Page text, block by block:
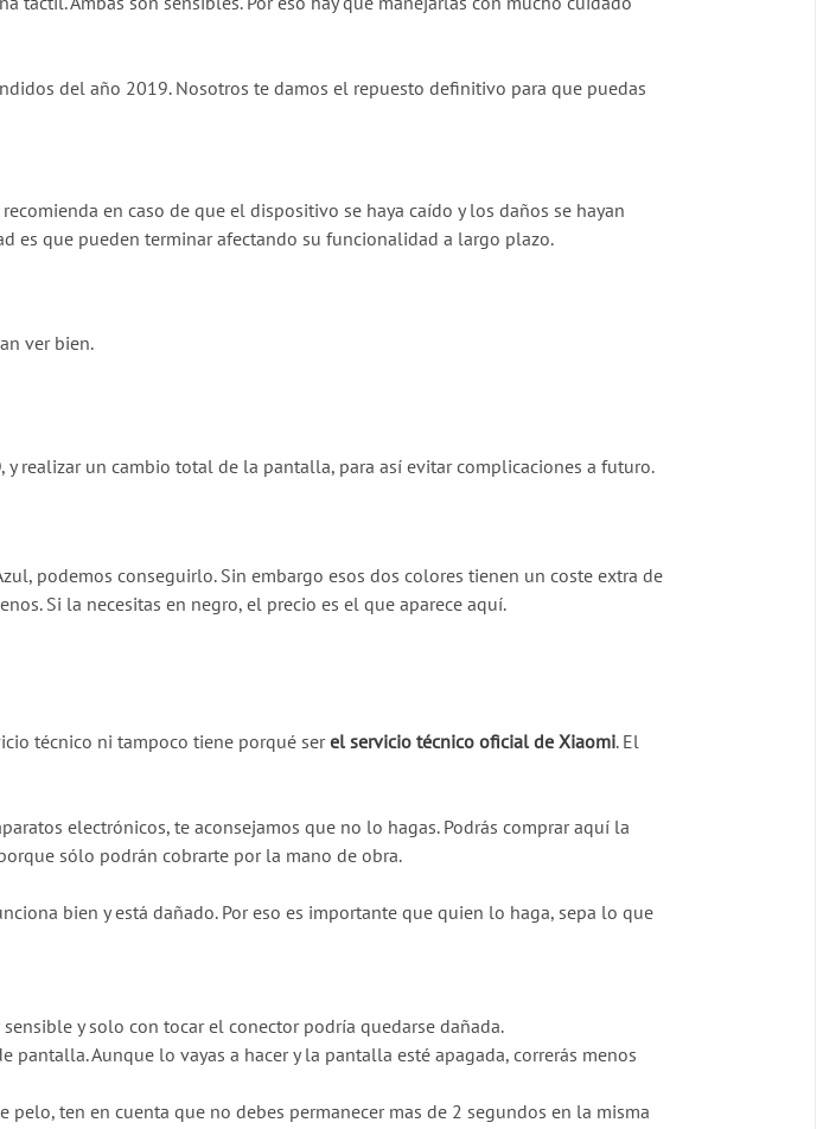
del año 2019. Nosotros te damos el repuesto definitivo para que puedas
recomienda en caso de que el dispositivo se haya caído y los daños se hayan
es que pueden terminar afectando su funcionalidad a largo plazo.
ver bien.
, y realizar un cambio total de la pantalla, para así evitar complicaciones a futuro.
podemos conseguirlo. Sin embargo esos dos colores tienen un coste extra de
Si la necesitas en negro, el precio es el que aparece aquí.
técnico ni tampoco tiene porqué serel servicio técnico oficial de Xiaomi. El
electrónicos, te aconsejamos que no lo hagas. Podrás comprar aquí la
sólo podrán cobrarte por la mano de obra.
bien y está dañado. Por eso es importante que quien lo haga, sepa lo que
y solo con tocar el conector podría quedarse dañada.
Aunque lo vayas a hacer y la pantalla esté apagada, correrás menos
ten en cuenta que no debes permanecer mas de 2 segundos en la misma